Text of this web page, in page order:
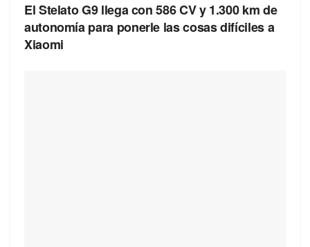
El Stelato G9 llega con 586 CV y 1.300 km de
autonomía para ponerle las cosas difíciles a
Xiaomi